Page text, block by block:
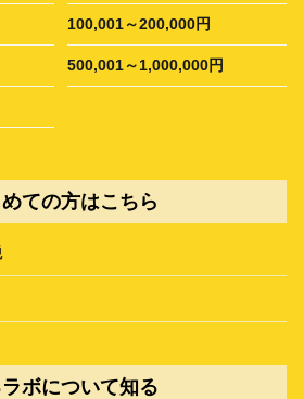
100,001～200,000円
500,001～1,000,000円
ての方はこちら
ボについて知る